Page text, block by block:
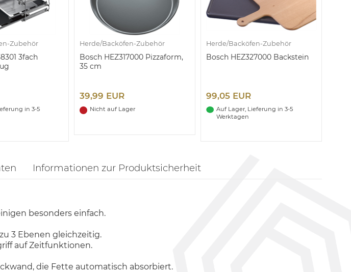
Zubehör
3fach
in 3-5
Herde/Backöfen-Zubehör
Bosch HEZ317000 Pizzaform,
35 cm
39,99 EUR
Nicht auf Lager
Herde/Backöfen-Zubehör
Bosch HEZ327000 Backstein
99,05 EUR
Auf Lager, Lieferung in 3-5
Werktagen
Informationen zur Produktsicherheit
besonders einfach.
3 Ebenen gleichzeitig.
auf Zeitfunktionen.
die Fette automatisch absorbiert.